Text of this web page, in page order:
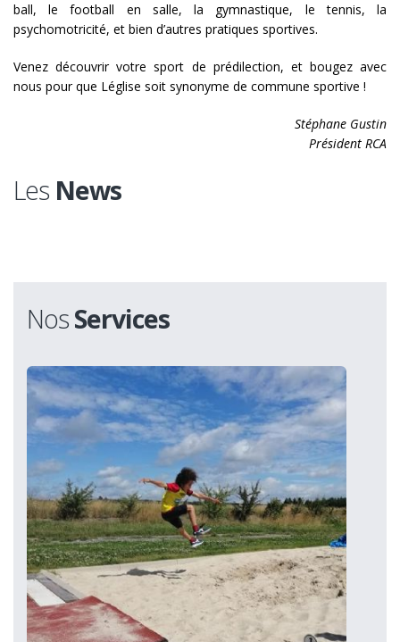
ball, le football en salle, la gymnastique, le tennis, la
psychomotricité, et bien d’autres pratiques sportives.
Venez découvrir votre sport de prédilection, et bougez avec
nous pour que Léglise soit synonyme de commune sportive !
Stéphane Gustin
Président RCA
Les News
NosServices